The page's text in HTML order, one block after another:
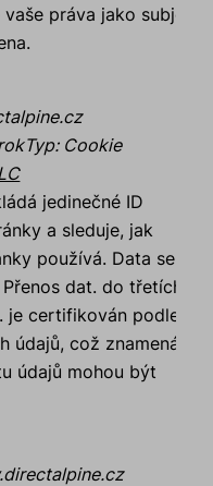
práva jako subjektu
Typ: Cookie
jedinečné ID
a sleduje, jak
používá. Data se
dat. do třetích
je certifikován podle
údajů, což znamená, že
údajů mohou být